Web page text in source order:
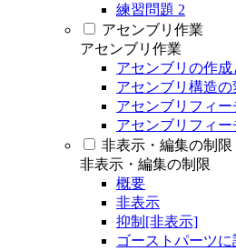
練習問題 2
アセンブリ作業
アセンブリ作業
アセンブリの作成
アセンブリ構造の
アセンブリフィ
アセンブリフィー
非表示・編集の制限
非表示・編集の制限
概要
非表示
抑制[非表示]
ゴーストパーツに